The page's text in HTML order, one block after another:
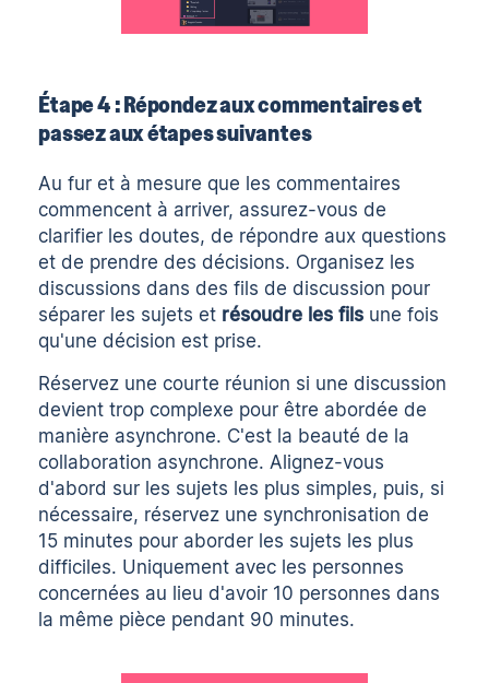
Étape 4 : Répondez aux commentaires et
passez aux étapes suivantes
Au fur et à mesure que les commentaires
commencent à arriver, assurez-vous de
clarifier les doutes, de répondre aux questions
et de prendre des décisions. Organisez les
discussions dans des fils de discussion pour
séparer les sujets et résoudre les fils une fois
qu'une décision est prise.
Réservez une courte réunion si une discussion
devient trop complexe pour être abordée de
manière asynchrone. C'est la beauté de la
collaboration asynchrone. Alignez-vous
d'abord sur les sujets les plus simples, puis, si
nécessaire, réservez une synchronisation de
15 minutes pour aborder les sujets les plus
difficiles. Uniquement avec les personnes
concernées au lieu d'avoir 10 personnes dans
la même pièce pendant 90 minutes.